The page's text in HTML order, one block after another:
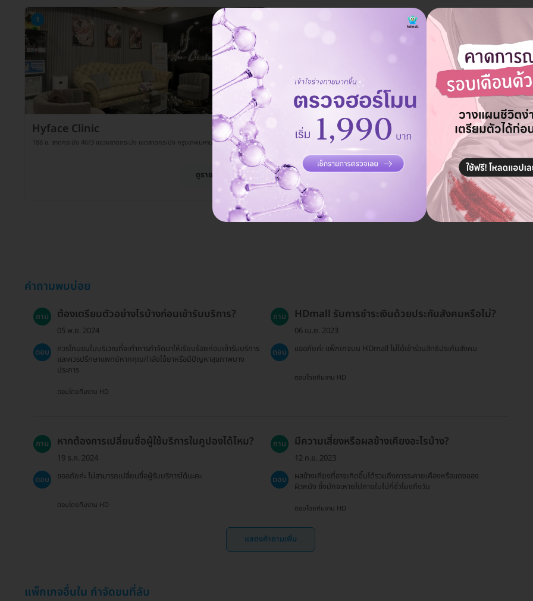
1
Hyface Clinic
188 ซ. ลาดกระบัง 46/3 แขวงลาดกระบัง เขตลาดกระบัง กรุงเทพมหานคร 10520
ดูรายละเอียด
คำถามพบบ่อย
ถาม ต้องเตรียมตัวอย่างไรบ้างก่อนเข้ารับบริการ?
05 พ.ย. 2024
ตอบ
ควรโกนขนในบริเวณที่จะทำการกำจัดมาให้เรียบร้อยก่อนเข้ารับบริการ
และควรปรึกษาแพทย์หากคุณกำลังใช้ยาหรือมีปัญหาสุขภาพบาง
ประการ
ตอบโดยทีมงาน HD
ถาม HDmall รับการชำระเงินด้วยประกันสังคมหรือไม่?
06 เม.ย. 2023
ตอบ
ขออภัยค่ะ แพ็กเกจบน HDmall ไม่ได้เข้าร่วมสิทธิประกันสังคม
ตอบโดยทีมงาน HD
ถาม หากต้องการเปลี่ยนชื่อผู้ใช้บริการในคูปองได้ไหม?
19 ธ.ค. 2024
ตอบ
ขออภัยค่ะ ไม่สามารถเปลี่ยนชื่อผู้รับบริการได้นะคะ
ตอบโดยทีมงาน HD
ถาม มีความเสี่ยงหรือผลข้างเคียงอะไรบ้าง?
12 ก.ย. 2023
ตอบ
ผลข้างเคียงที่อาจเกิดขึ้นได้รวมถึงการระคายเคืองหรือแดงของ
ผิวหนัง ซึ่งมักจะหายไปภายในไม่กี่ชั่วโมงถึงวัน
ตอบโดยทีมงาน HD
แสดงคำถามเพิ่ม
แพ็กเกจอื่นใน กำจัดขนที่ลับ